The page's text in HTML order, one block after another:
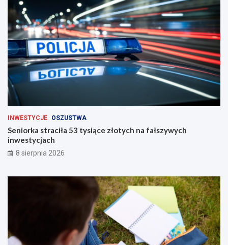
INWESTYCJE OSZUSTWA
Seniorka straciła 53 tysiące złotych na fałszywych
inwestycjach
8 sierpnia 2026